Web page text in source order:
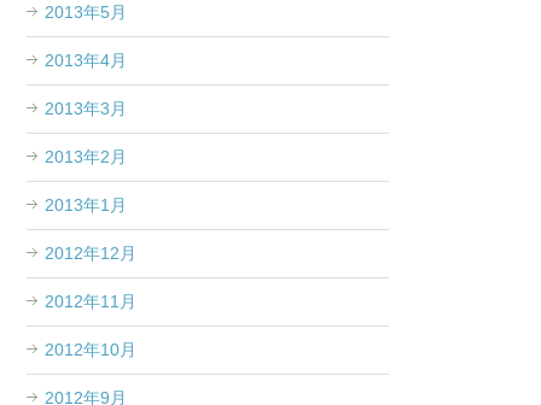
2013年5月
2013年4月
2013年3月
2013年2月
2013年1月
2012年12月
2012年11月
2012年10月
2012年9月